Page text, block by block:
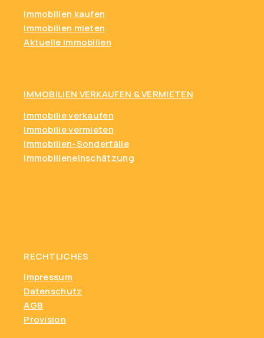
RECHTLICHES
Impressum
Datenschutz
AGB
Provision
IMMOBILIEN VERKAUFEN & VERMIETEN
Immobilie verkaufen
Immobilie vermieten
Immobilien-Sonderfälle
Immobilieneinschätzung
Immobilien kaufen
Immobilien mieten
Aktuelle Immobilien